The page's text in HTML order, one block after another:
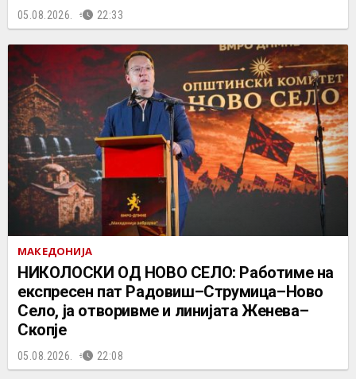
05.08.2026. 22:33
МАКЕДОНИЈА
НИКОЛОСКИ ОД НОВО СЕЛО: Работиме на
експресен пат Радовиш–Струмица–Ново
Село, ја отворивме и линијата Женева–
Скопје
05.08.2026. 22:08